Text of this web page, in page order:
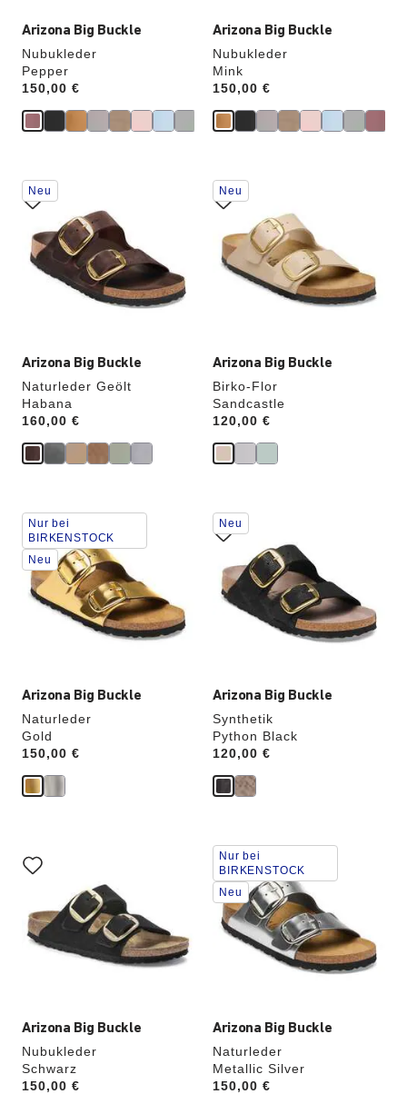
Arizona Big Buckle
Nubukleder
Pepper
Price:
150,00 €
Arizona Big Buckle
Nubukleder
Mink
Price:
150,00 €
Arizona Big Buckle
Naturleder Geölt
Habana
Price:
160,00 €
Durch
Anklicken
der
Farben
werden
die
Produktbilder
aktualisiert.
Neu
Arizona Big Buckle
Birko-Flor
Sandcastle
Price:
120,00 €
Durch
Anklicken
der
Farben
werden
die
Produktbilder
aktualisiert.
Neu
Arizona Big Buckle
Naturleder
Gold
Price:
150,00 €
Durch
Anklicken
der
Farben
werden
die
Produktbilder
aktualisiert.
Nur bei
BIRKENSTOCK
Neu
Arizona Big Buckle
Synthetik
Python Black
Price:
120,00 €
Durch
Anklicken
der
Farben
werden
die
Produktbilder
aktualisiert.
Neu
Arizona Big Buckle
Nubukleder
Schwarz
Price:
150,00 €
Anklicken
der
werden
die
Produktbilder
aktualisiert.
Arizona Big Buckle
Naturleder
Metallic Silver
Price:
150,00 €
Durch
Anklicken
der
Farben
werden
die
Produktbilder
aktualisiert.
Nur bei
BIRKENSTOCK
Neu